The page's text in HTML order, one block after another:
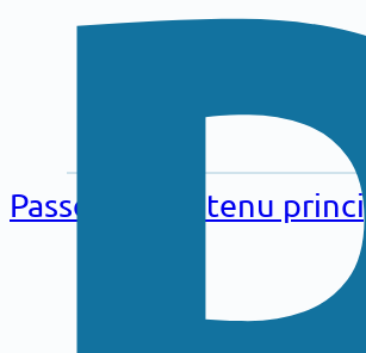
contenu
principal
Passer au contenu